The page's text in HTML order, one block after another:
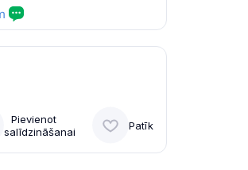
Patīk
Pievienot
salīdzināšanai